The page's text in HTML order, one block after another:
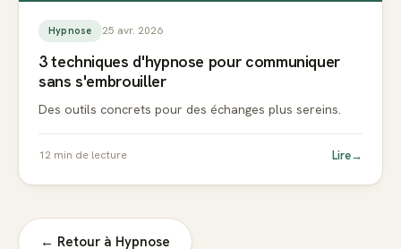
Hypnose 25 avr. 2026
3 techniques d'hypnose pour communiquer
sans s'embrouiller
Des outils concrets pour des échanges plus sereins.
12 min de lecture Lire→
← Retour à Hypnose